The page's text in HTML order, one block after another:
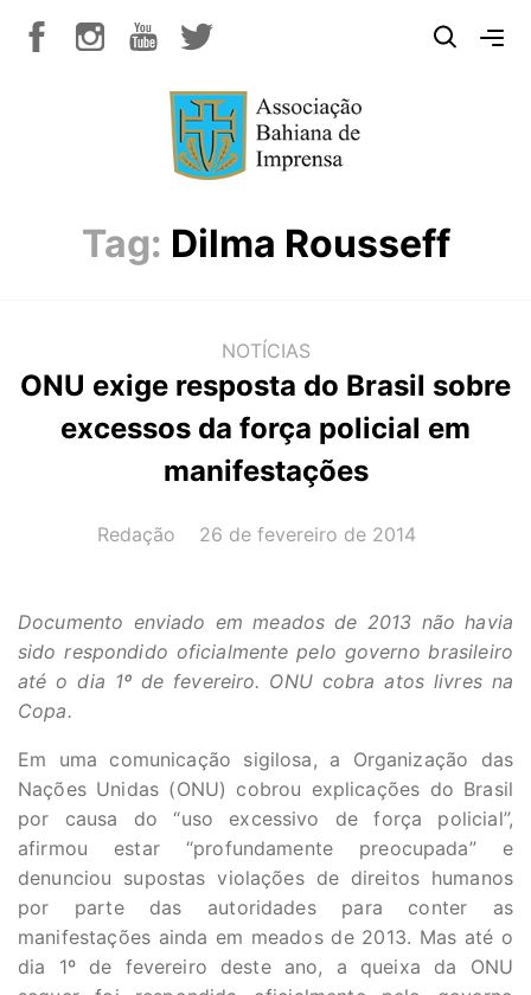
Tag: Dilma Rousseff
NOTÍCIAS
ONU exige resposta do Brasil sobre
excessos da força policial em
manifestações
AUTOR(A):
Redação DATA:
26 de fevereiro de 2014
Documento enviado em meados de 2013 não havia
sido respondido oficialmente pelo governo brasileiro
até o dia 1º de fevereiro. ONU cobra atos livres na
Copa.
Em uma comunicação sigilosa, a Organização das
Nações Unidas (ONU) cobrou explicações do Brasil
por causa do “uso excessivo de força policial”,
afirmou estar “profundamente preocupada” e
denunciou supostas violações de direitos humanos
por parte das autoridades para conter as
manifestações ainda em meados de 2013. Mas até o
dia 1º de fevereiro deste ano, a queixa da ONU